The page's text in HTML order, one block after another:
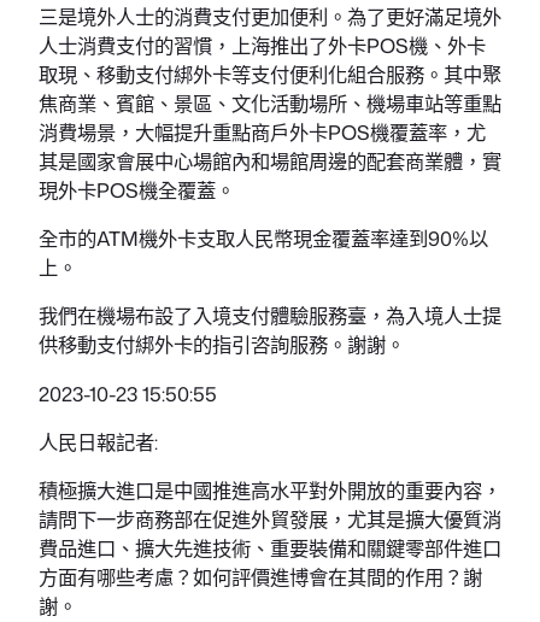
三是境外人士的消費支付更加便利。為了更好滿足境外
人士消費支付的習慣，上海推出了外卡POS機、外卡
取現、移動支付綁外卡等支付便利化組合服務。其中聚
焦商業、賓館、景區、文化活動場所、機場車站等重點
消費場景，大幅提升重點商戶外卡POS機覆蓋率，尤
其是國家會展中心場館內和場館周邊的配套商業體，實
現外卡POS機全覆蓋。
全市的ATM機外卡支取人民幣現金覆蓋率達到90%以
上。
我們在機場布設了入境支付體驗服務臺，為入境人士提
供移動支付綁外卡的指引咨詢服務。謝謝。
2023-10-23 15:50:55
人民日報記者:
積極擴大進口是中國推進高水平對外開放的重要內容，
請問下一步商務部在促進外貿發展，尤其是擴大優質消
費品進口、擴大先進技術、重要裝備和關鍵零部件進口
方面有哪些考慮？如何評價進博會在其間的作用？謝
謝。